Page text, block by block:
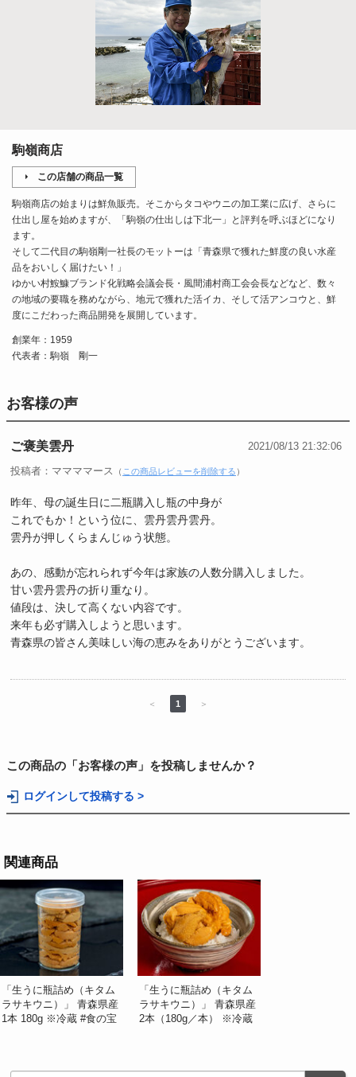
駒嶺商店
この店舗の商品一覧
駒嶺商店の始まりは鮮魚販売。そこからタコやウニの加工業に広げ、さらに
仕出し屋を始めますが、「駒嶺の仕出しは下北一」と評判を呼ぶほどになり
ます。
そして二代目の駒嶺剛一社長のモットーは「青森県で獲れた鮮度の良い水産
品をおいしく届けたい！」
ゆかい村鮟鱇ブランド化戦略会議会長・風間浦村商工会会長などなど、数々
の地域の要職を務めながら、地元で獲れた活イカ、そして活アンコウと、鮮
度にこだわった商品開発を展開しています。
創業年：1959
代表者：駒嶺 剛一
お客様の声
ご褒美雲丹 2021/08/13 21:32:06
投稿者：ママママース （ この商品レビューを削除する ）
昨年、母の誕生日に二瓶購入し瓶の中身が
これでもか！という位に、雲丹雲丹雲丹。
雲丹が押しくらまんじゅう状態。
あの、感動が忘れられず今年は家族の人数分購入しました。
甘い雲丹雲丹の折り重なり。
値段は、決して高くない内容です。
来年も必ず購入しようと思います。
青森県の皆さん美味しい海の恵みをありがとうございます。
＜ 1 ＞
この商品の「お客様の声」を投稿しませんか？
ログインして投稿する >
関連商品
「生うに瓶詰め（キタム
ラサキウニ）」 青森県産
1本 180g ※冷蔵 #食の宝
「生うに瓶詰め（キタム
ラサキウニ）」 青森県産
2本（180g／本） ※冷蔵